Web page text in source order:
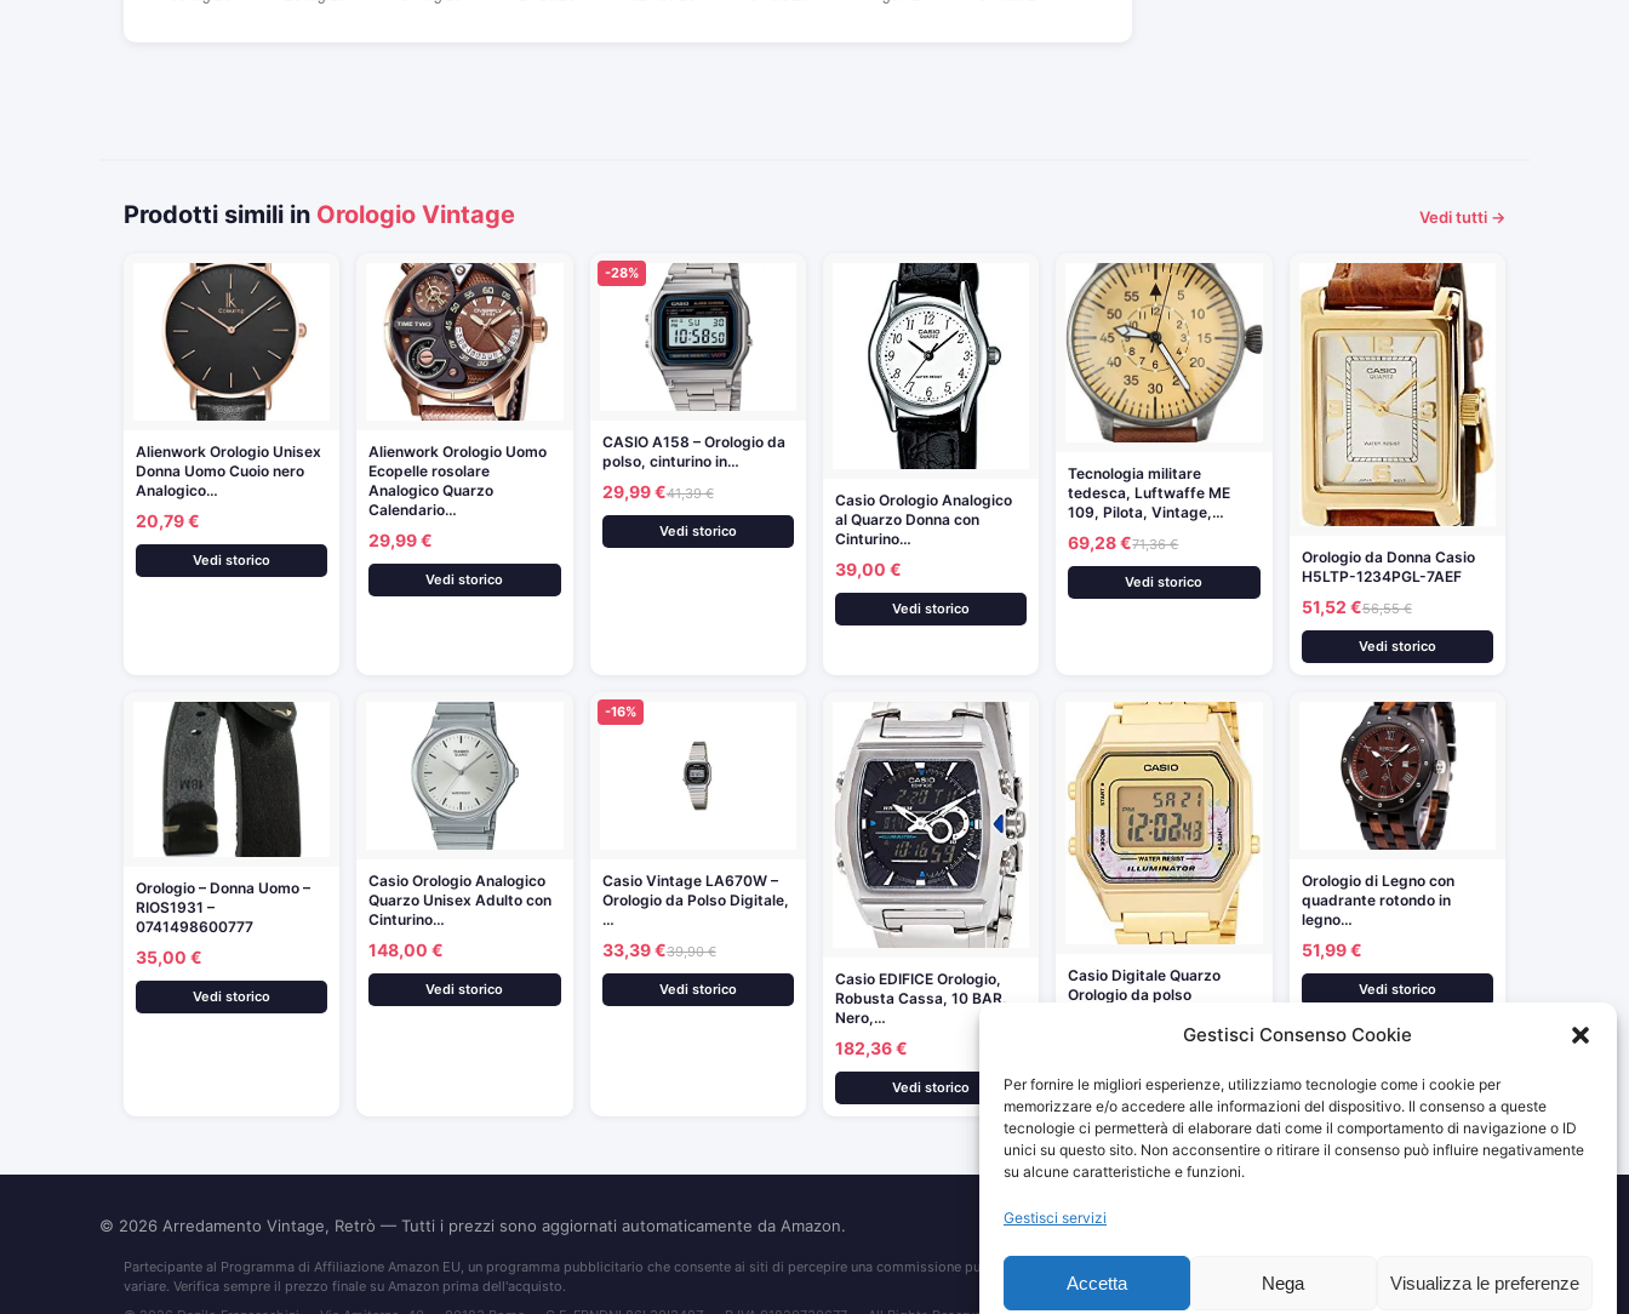
Gestisci Consenso Cookie
Per fornire le migliori esperienze, utilizziamo tecnologie come i cookie per
memorizzare e/o accedere alle informazioni del dispositivo. Il consenso a queste
tecnologie ci permetterà di elaborare dati come il comportamento di navigazione o ID
unici su questo sito. Non acconsentire o ritirare il consenso può influire negativamente
su alcune caratteristiche e funzioni.
Gestisci servizi
Accetta Nega Visualizza le preferenze
Prodotti simili in Orologio Vintage Vedi tutti →
Alienwork Orologio Unisex
Donna Uomo Cuoio nero
Analogico…
20,79 €
Vedi storico
Alienwork Orologio Uomo
Ecopelle rosolare
Analogico Quarzo
Calendario…
29,99 €
Vedi storico
-28%
CASIO A158 – Orologio da
polso, cinturino in…
29,99 €41,39 €
Vedi storico
Casio Orologio Analogico
al Quarzo Donna con
Cinturino…
39,00 €
Vedi storico
Tecnologia militare
tedesca, Luftwaffe ME
109, Pilota, Vintage,…
69,28 €71,36 €
Vedi storico
Orologio da Donna Casio
H5LTP-1234PGL-7AEF
51,52 €56,55 €
Vedi storico
Orologio – Donna Uomo –
RIOS1931 –
0741498600777
35,00 €
Vedi storico
Casio Orologio Analogico
Quarzo Unisex Adulto con
Cinturino…
148,00 €
Vedi storico
-16%
Casio Vintage LA670W –
Orologio da Polso Digitale,
…
33,39 €39,90 €
Vedi storico
Casio EDIFICE Orologio,
Robusta Cassa, 10 BAR,
Nero,…
182,36 €
Vedi storico
Casio Digitale Quarzo
Orologio da polso
Vedi storico
Orologio di Legno con
quadrante rotondo in
legno…
51,99 €
Vedi storico
© 2026 Arredamento Vintage, Retrò — Tutti i prezzi sono aggiornati automaticamente da Amazon.
Partecipante al Programma di Affiliazione Amazon EU, un programma pubblicitario che consente ai siti di percepire una commissione pubblicitaria pubblicizzando e fornendo link al sito Amazon.it. I prezzi potrebbero
variare. Verifica sempre il prezzo finale su Amazon prima dell'acquisto.